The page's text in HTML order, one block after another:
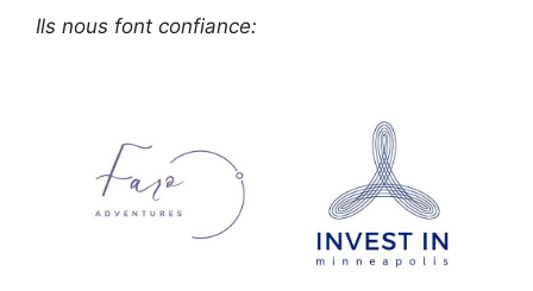
Ils nous font confiance: